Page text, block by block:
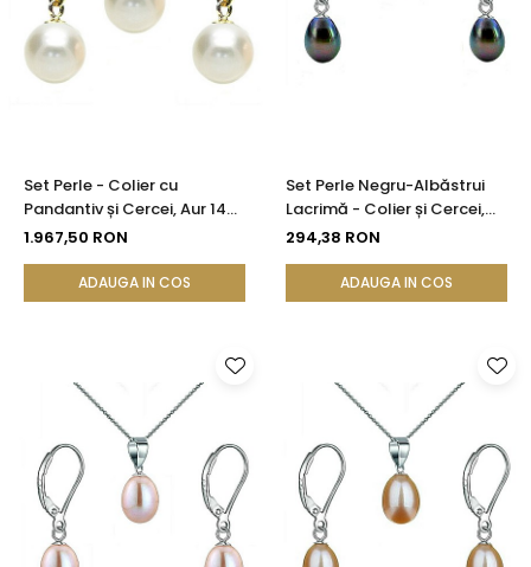
Set Perle - Colier cu
Pandantiv și Cercei, Aur 14K,
Perle Naturale Albe 8 mm |
1.967,50 RON
ADAUGA IN COS
Set Perle Negru-Albăstrui
Lacrimă - Colier și Cercei,
Argint Rodiat 925, Perle
KASKADDA®
294,38 RON
ADAUGA IN COS